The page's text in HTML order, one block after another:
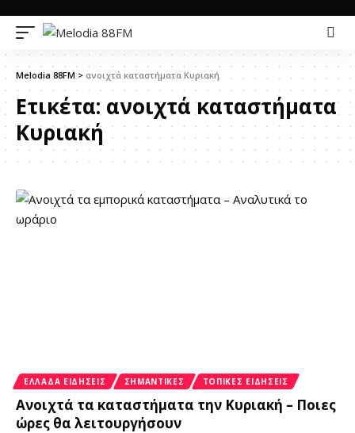
Melodia 88FM > ανοιχτά καταστήματα Κυριακή
Ετικέτα:ανοιχτά καταστήματα
Κυριακή
ΕΛΛΆΔΑ ΕΙΔΉΣΕΙΣ ΣΗΜΑΝΤΙΚΈΣ ΤΟΠΙΚΈΣ ΕΙΔΉΣΕΙΣ
Ανοιχτά τα καταστήματα την Κυριακή – Ποιες
ώρες θα λειτουργήσουν